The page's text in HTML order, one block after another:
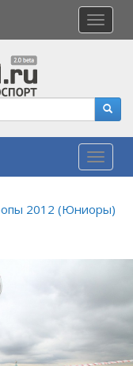
меню
2012 (Юниоры)